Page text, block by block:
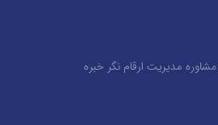
مدیریت ارقام نگر خبره